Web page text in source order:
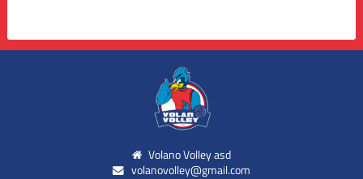
Volano Volley asd
volanovolley@gmail.com